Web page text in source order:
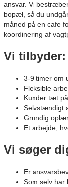
ansvar. Vi
bopæl, så du
måned på en cafe
koordinering af
Vi tilbyder:
3-9 timer om
Fleksible
Kunder tæt
Selvstændigt
Grundig
Et arbejde,
Vi søger
Er
Som selv har